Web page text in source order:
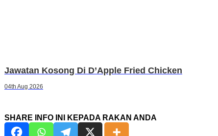
Jawatan Kosong Di D’Apple Fried Chicken
04th Aug 2026
SHARE INFO INI KEPADA RAKAN ANDA